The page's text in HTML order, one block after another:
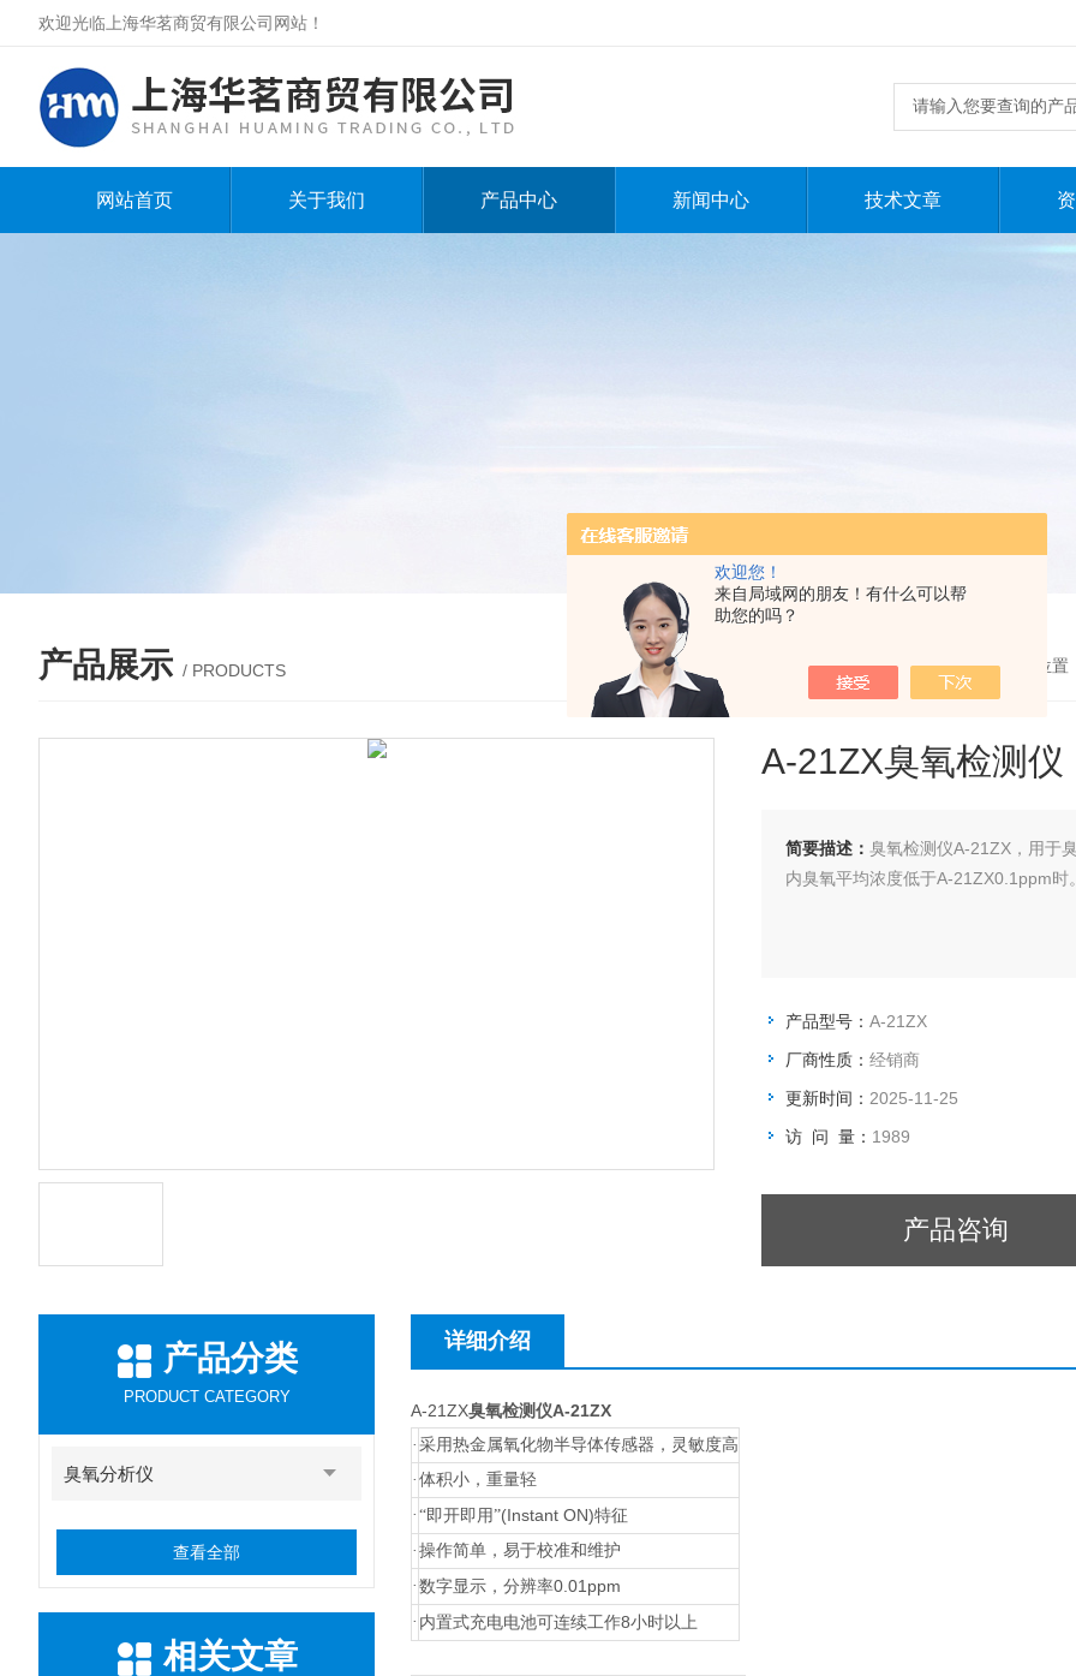
欢迎您！
来自局域网的朋友！有什么可以帮
助您的吗？
欢迎光临上海华茗商贸有限公司网站！
网站首页 关于我们 产品中心 新闻中心 技术文章
产品展示 / PRODUCTS 您的位置
A-21ZX臭氧检测仪
简要描述： 臭氧检测仪A-21ZX，用于
内臭氧平均浓度低于A-21ZX0.1ppm时
产品型号： A-21ZX
厂商性质： 经销商
更新时间： 2025-11-25
访 问 量： 1989
产品咨询
产品分类
PRODUCT CATEGORY
臭氧分析仪
查看全部
相关文章
详细介绍
A-21ZX臭氧检测仪A-21ZX
· 采用热金属氧化物半导体传感器，灵敏度高
· 体积小，重量轻
· “即开即用”(Instant ON)特征
· 操作简单，易于校准和维护
· 数字显示，分辨率0.01ppm
· 内置式充电电池可连续工作8小时以上